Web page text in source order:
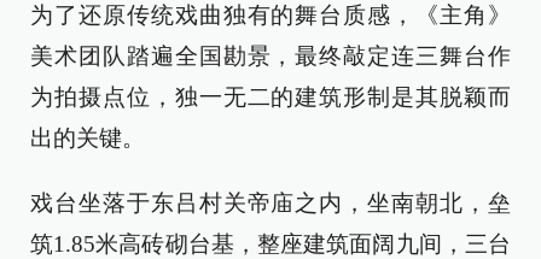
为了还原传统戏曲独有的舞台质感，《主角》
美术团队踏遍全国勘景，最终敲定连三舞台作
为拍摄点位，独一无二的建筑形制是其脱颖而
出的关键。
戏台坐落于东吕村关帝庙之内，坐南朝北，垒
筑1.85米高砖砌台基，整座建筑面阔九间，三台